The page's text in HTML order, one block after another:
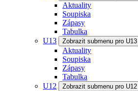
Aktuality
Soupiska
Zápasy
Tabulka
U13
Zobrazit submenu pro U13
Aktuality
Soupiska
Zápasy
Tabulka
U12
Zobrazit submenu pro U12